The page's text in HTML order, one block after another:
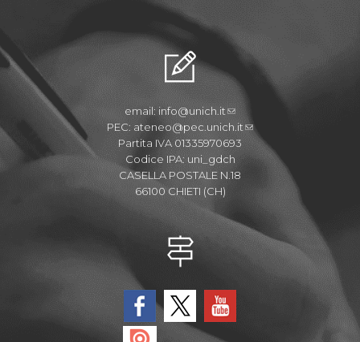
email: info@unich.it
PEC: ateneo@pec.unich.it
Partita IVA 01335970693
Codice IPA: uni_gdch
CASELLA POSTALE N.18
66100 CHIETI (CH)